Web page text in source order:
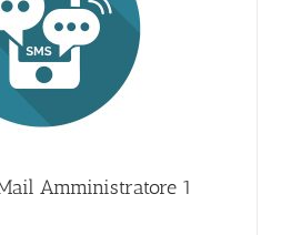
Amministratore 1